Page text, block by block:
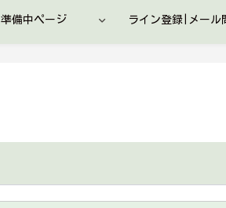
準備中ページ ライン登録|メール